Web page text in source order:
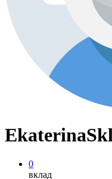
0
вклад